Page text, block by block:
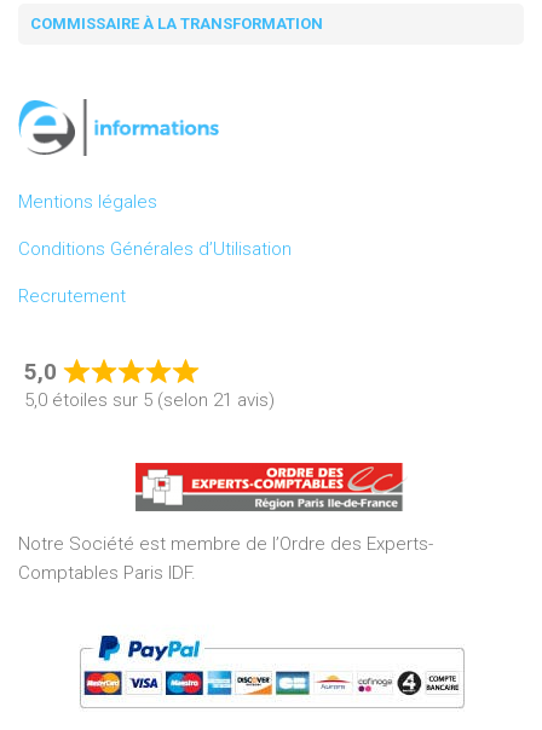
COMMISSAIRE À LA TRANSFORMATION
Mentions légales
Conditions Générales d’Utilisation
Recrutement
5,0
Rated
5,0
of
5
5,0 étoiles sur 5 (selon 21 avis)
Notre Société est membre de l’Ordre des Experts-
Comptables Paris IDF.